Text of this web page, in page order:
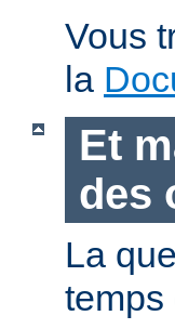
Vous
la
Et
des
La
temps